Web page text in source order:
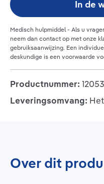
In de
Medisch hulpmiddel - Als u
neem dan contact op met onze
gebruiksaanwijzing. Een
deskundige is een voorwaarde
Productnummer:
Leveringsomvang:
Over dit